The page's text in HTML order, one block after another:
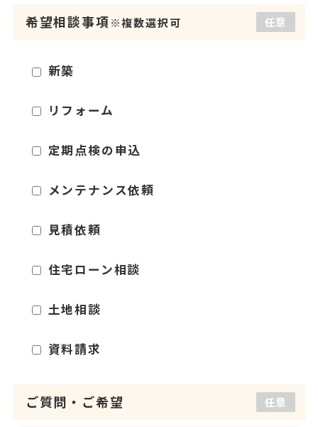
希望相談事項※複数選択可 任意
新築
リフォーム
定期点検の申込
メンテナンス依頼
見積依頼
住宅ローン相談
土地相談
資料請求
ご質問 ・ ご希望 任意